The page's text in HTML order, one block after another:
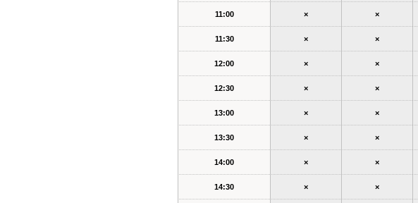
11:00 × ×
11:30 × ×
12:00 × ×
12:30 × ×
13:00 × ×
13:30 × ×
14:00 × ×
14:30 × ×